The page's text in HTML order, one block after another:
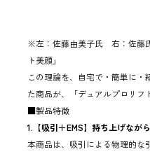
※左：佐藤由美子氏 右：佐藤
ト美顔」
この理論を、自宅で・簡単に
た商品が、「デュアルプロリフ
■製品特徴
1.【吸引＋EMS】持ち上げなが
本商品は、吸引による物理的な